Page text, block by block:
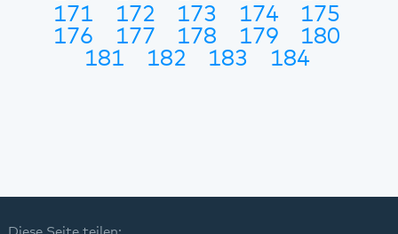
171
172 173 174
175
176
177 178 179
180
181
182 183 184
Diese Seite teilen: